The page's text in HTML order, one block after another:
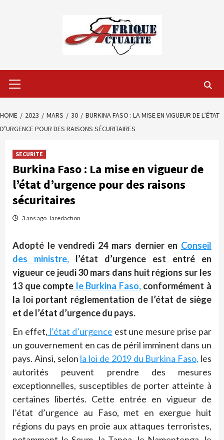
Menu
HOME 2023 MARS 30
BURKINA FASO : LA MISE EN VIGUEUR DE L’ÉTAT
D’URGENCE POUR DES RAISONS SÉCURITAIRES
SECURITE
Burkina Faso : La mise en vigueur de
l’état d’urgence pour des raisons
sécuritaires
3 ans ago laredaction
Adopté le vendredi 24 mars dernier en Conseil
des ministre, l’état d’urgence est entré en
vigueur ce jeudi 30 mars dans huit régions sur les
13 que compte le Burkina Faso,conformément à
la loi portant réglementation de l’état de siège
et de l’état d’urgence du pays.
En effet, l’état d’urgence est une mesure prise par
un gouvernement en cas de péril imminent dans un
pays. Ainsi, selon la loi de 2019 du Burkina Faso, les
autorités peuvent prendre des mesures
exceptionnelles, susceptibles de porter atteinte à
certaines libertés. Cette entrée en vigueur de
l’état d’urgence au Faso, met en exergue huit
régions du pays en proie aux attaques terroristes,